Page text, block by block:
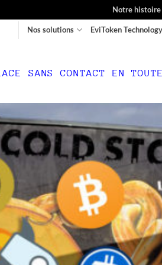
Notre histoire
Nos solutions EviToken Technology
SANS CONTACT EN